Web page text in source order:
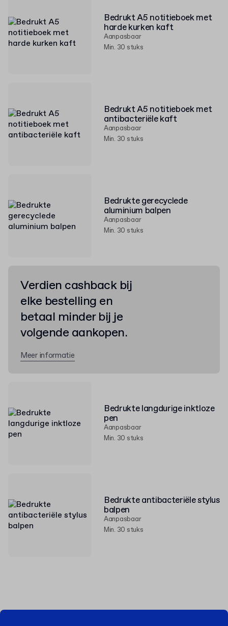
Bedrukt A5 notitieboek met
harde kurken kaft
Aanpasbaar
Min. 30 stuks
Bedrukt A5 notitieboek met
antibacteriële kaft
Aanpasbaar
Min. 30 stuks
Bedrukte gerecyclede
aluminium balpen
Aanpasbaar
Min. 30 stuks
Bedrukte langdurige inktloze
pen
Aanpasbaar
Min. 30 stuks
Bedrukte antibacteriële stylus
balpen
Aanpasbaar
Min. 30 stuks
Verdien cashback bij
elke bestelling en
betaal minder bij je
volgende aankopen.
Meer informatie